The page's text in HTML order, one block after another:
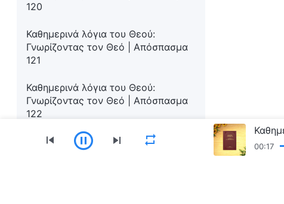
120
Καθημερινά λόγια του Θεού:
Γνωρίζοντας τον Θεό | Απόσπασμα
121
Καθημερινά λόγια του Θεού:
Γνωρίζοντας τον Θεό | Απόσπασμα
122
Καθημερινά λόγια του Θεού:
Γνωρίζοντας τον Θεό | Απόσπασμα
00:18